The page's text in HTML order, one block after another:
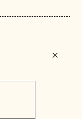
+